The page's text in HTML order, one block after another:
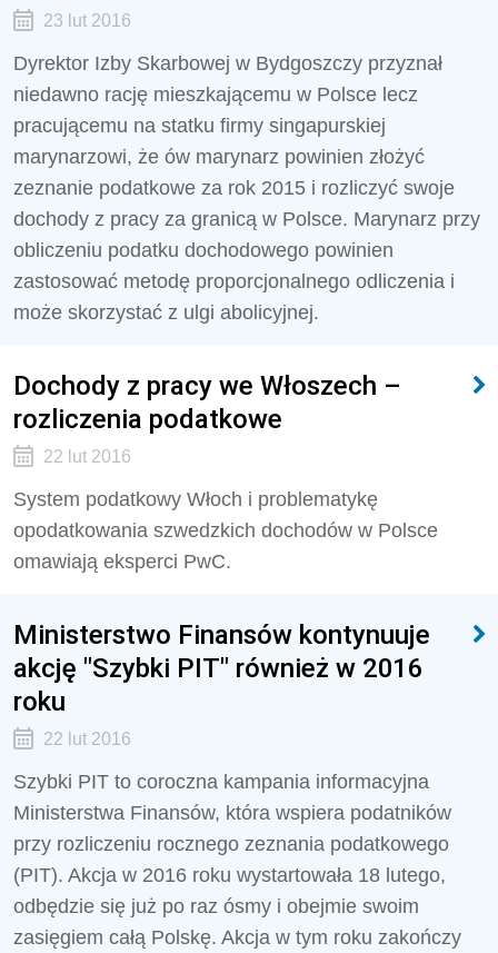
23 lut 2016
Dyrektor Izby Skarbowej w Bydgoszczy przyznał
niedawno rację mieszkającemu w Polsce lecz
pracującemu na statku firmy singapurskiej
marynarzowi, że ów marynarz powinien złożyć
zeznanie podatkowe za rok 2015 i rozliczyć swoje
dochody z pracy za granicą w Polsce. Marynarz przy
obliczeniu podatku dochodowego powinien
zastosować metodę proporcjonalnego odliczenia i
może skorzystać z ulgi abolicyjnej.
Dochody z pracy we Włoszech –
rozliczenia podatkowe
22 lut 2016
System podatkowy Włoch i problematykę
opodatkowania szwedzkich dochodów w Polsce
omawiają eksperci PwC.
Ministerstwo Finansów kontynuuje
akcję "Szybki PIT" również w 2016
roku
22 lut 2016
Szybki PIT to coroczna kampania informacyjna
Ministerstwa Finansów, która wspiera podatników
przy rozliczeniu rocznego zeznania podatkowego
(PIT). Akcja w 2016 roku wystartowała 18 lutego,
odbędzie się już po raz ósmy i obejmie swoim
zasięgiem całą Polskę. Akcja w tym roku zakończy